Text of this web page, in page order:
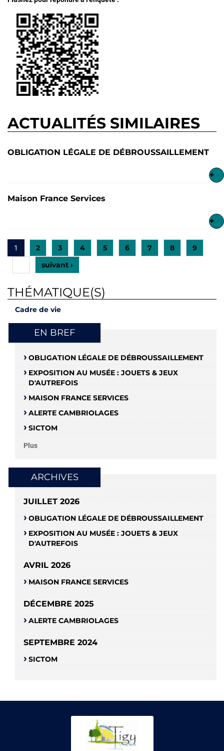
ACTUALITÉS SIMILAIRES
OBLIGATION LÉGALE DE DÉBROUSSAILLEMENT
+
Maison France Services
+
1 2 3 4 5 6 7 8 9
suivant ›
THÉMATIQUE(S)
Cadre de vie
EN BREF
OBLIGATION LÉGALE DE DÉBROUSSAILLEMENT
EXPOSITION AU MUSÉE : JOUETS & JEUX
D'AUTREFOIS
MAISON FRANCE SERVICES
ALERTE CAMBRIOLAGES
SICTOM
Plus
ARCHIVES
JUILLET 2026
OBLIGATION LÉGALE DE DÉBROUSSAILLEMENT
EXPOSITION AU MUSÉE : JOUETS & JEUX
D'AUTREFOIS
AVRIL 2026
MAISON FRANCE SERVICES
DÉCEMBRE 2025
ALERTE CAMBRIOLAGES
SEPTEMBRE 2024
SICTOM